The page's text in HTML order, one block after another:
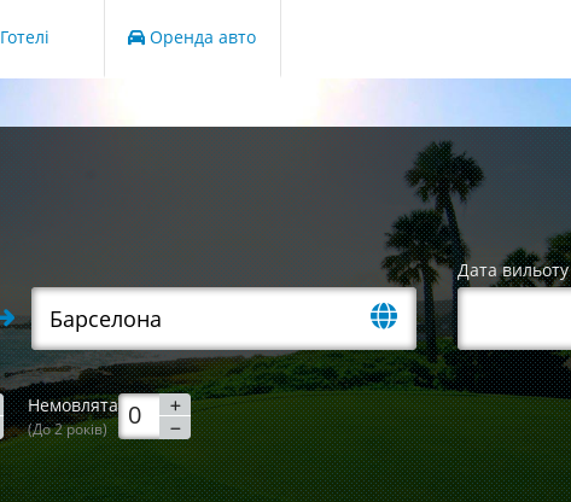
Готелі Оренда авто
Дата вильоту
Немовлята
(До 2 років)